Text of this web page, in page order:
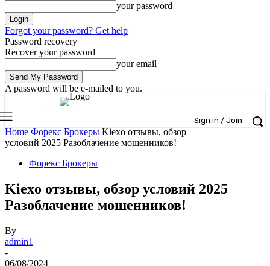
your password
Forgot your password? Get help
Password recovery
Recover your password
your email
A password will be e-mailed to you.
Sign in / Join
Home Форекс Брокеры Kiexo отзывы, обзор
условий 2025 Разоблачение мошенников!
Форекс Брокеры
Kiexo отзывы, обзор условий 2025
Разоблачение мошенников!
By
admin1
-
06/08/2024